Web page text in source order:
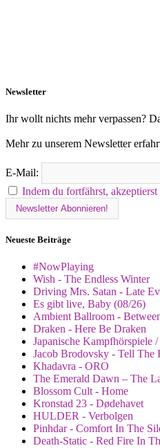
Newsletter
Ihr wollt nichts mehr verpassen?
Mehr zu unserem Newsletter
E-Mail:
Indem du fortfährst,
Neueste Beiträge
#NowPlaying
Wish - The Endless Winter
Driving Mrs. Satan - Late
Es gibt live, Baby (08/26)
Ambient Ballroom -
Draken - Here Be Draken
Japanische Kampfhörspiele
Jacob Brodovsky - Tell The
Khadavra - ORO
The Emerald Dawn – The
Blossom Cult - Home
Kronstad 23 - Dødehavet
HULDER - Verbolgen
Pinhdar - Comfort In The
Death-Static - Red Fire In